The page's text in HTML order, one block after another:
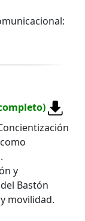
y
Bastón
movilidad.